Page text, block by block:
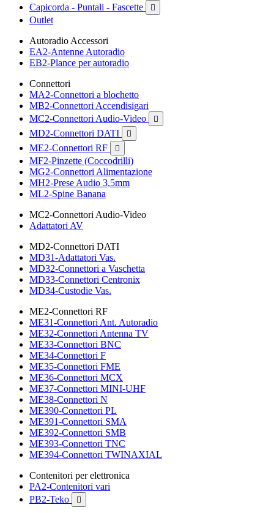
Capicorda - Puntali - Fascette

Outlet
Autoradio Accessori
EA2-Antenne Autoradio
EB2-Plance per autoradio
Connettori
MA2-Connettori a blochetto
MB2-Connettori Accendisigari
MC2-Connettori Audio-Video

MD2-Connettori DATI 
ME2-Connettori RF 
MF2-Pinzette (Coccodrilli)
MG2-Connettori Alimentazione
MH2-Prese Audio 3,5mm
ML2-Spine Banana
MC2-Connettori Audio-Video
Adattatori AV
MD2-Connettori DATI
MD31-Adattatori Vas.
MD32-Connettori a Vaschetta
MD33-Connettori Centronix
MD34-Custodie Vas.
ME2-Connettori RF
ME31-Connettori Ant. Autoradio
ME32-Connettori Antenna TV
ME33-Connettori BNC
ME34-Connettori F
ME35-Connettori FME
ME36-Connettori MCX
ME37-Connettori MINI-UHF
ME38-Connettori N
ME390-Connettori PL
ME391-Connettori SMA
ME392-Connettori SMB
ME393-Connettori TNC
ME394-Connettori TWINAXIAL
Contenitori per elettronica
PA2-Contenitori vari
PB2-Teko
